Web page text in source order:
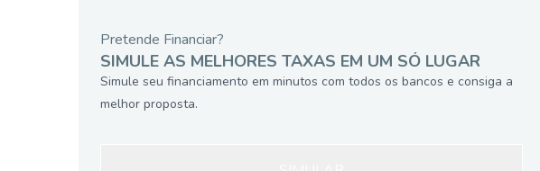
Pretende Financiar?
SIMULE AS MELHORES TAXAS EM UM SÓ LUGAR
Simule seu financiamento em minutos com todos os bancos e consiga a
melhor proposta.